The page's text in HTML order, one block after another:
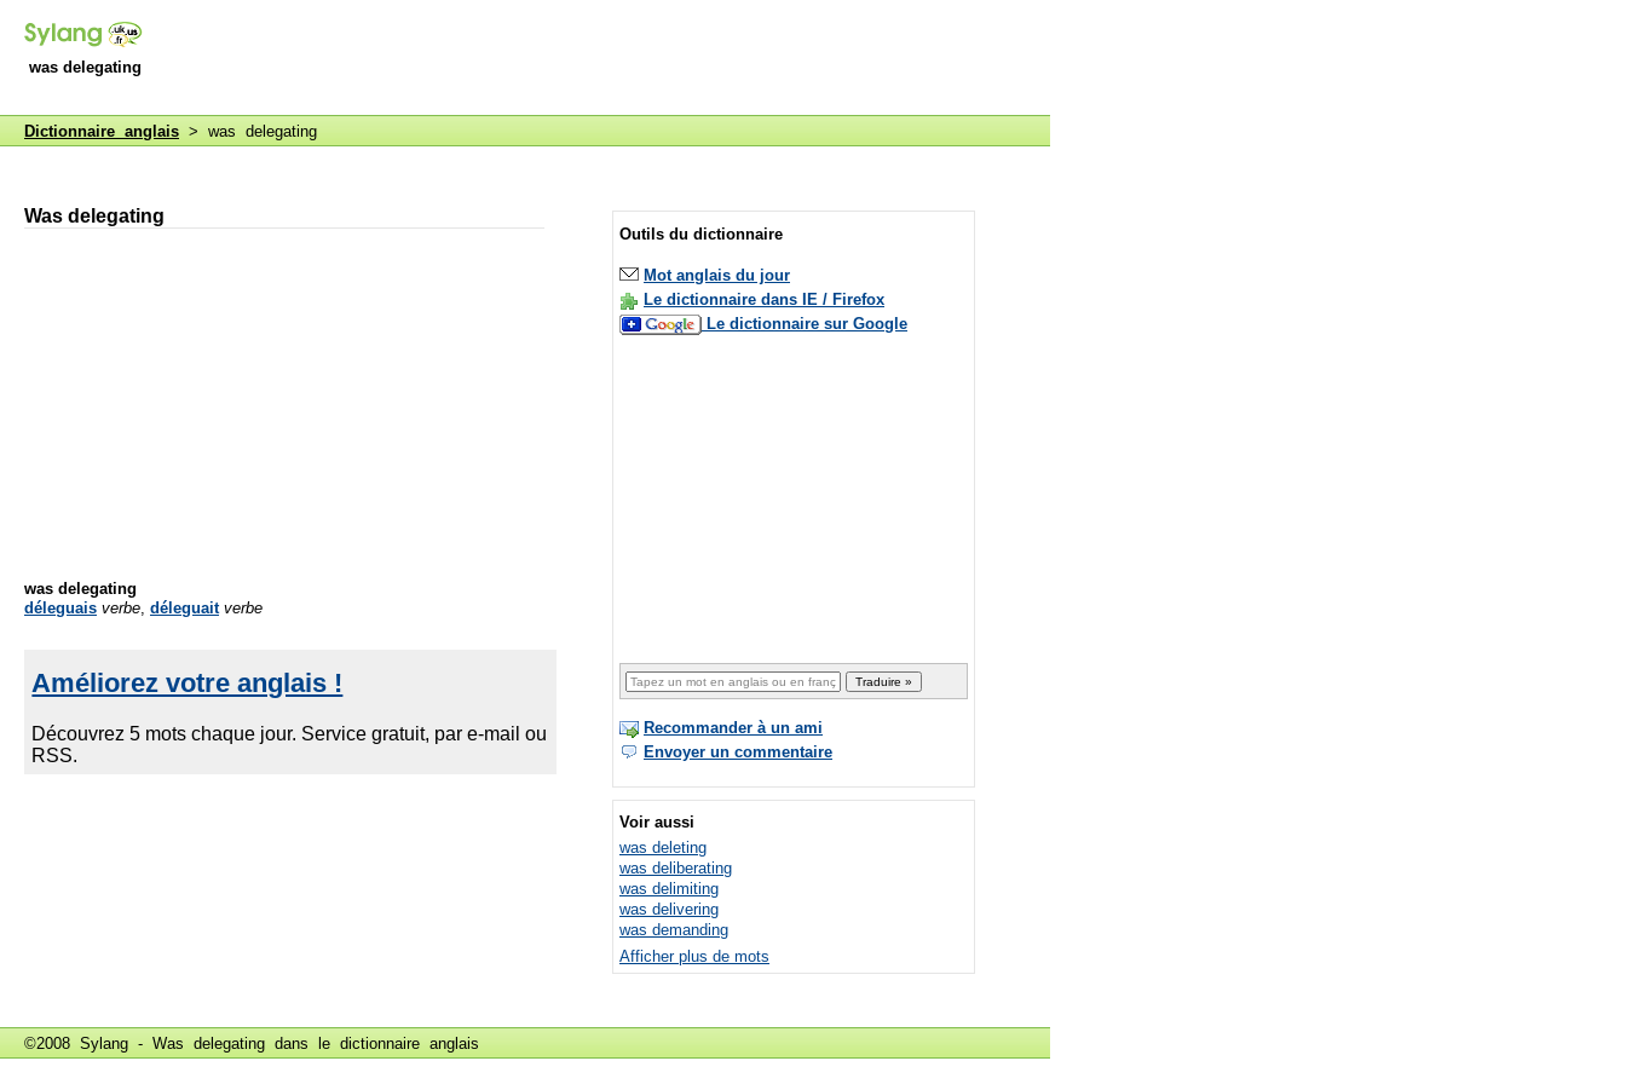
was delegating
Dictionnaire anglais > was delegating
Was delegating
was delegating
déleguais verbe déleguait verbe
Outils du dictionnaire
Mot anglais du jour
Le dictionnaire dans IE / Firefox
Le dictionnaire sur Google
Recommander à un ami
Envoyer un commentaire
Voir aussi
was deleting
was deliberating
was delimiting
was delivering
was demanding
Afficher plus de mots
©2008 Sylang - Was delegating dans le dictionnaire anglais